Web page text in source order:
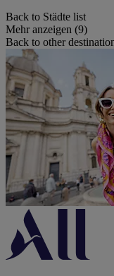
Back to Städte list
Mehr anzeigen (9)
Back to other